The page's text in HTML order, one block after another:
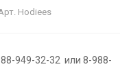
Hodiees
949-32-32 или 8-988-